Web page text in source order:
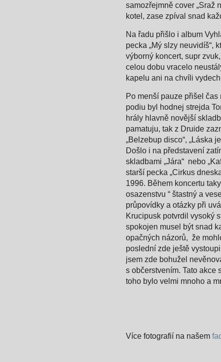
samozřejmně cover „Sraž
kotel, zase zpíval snad
Na řadu přišlo i album
pecka „Mý slzy neuvidíš“,
výborný koncert, supr
celou dobu vracelo
kapelu ani na chvíli
Po menší pauze přišel
podiu byl hodnej strejda
hrály hlavně novější
pamatuju, tak z Druide
„Belzebup disco“, „Láska
Došlo i na představení
skladbami „Jára“ nebo
starší pecka „Cirkus
1996. Během koncertu
osazenstvu “ štastný a
průpovídky a otázky při
Krucipusk potvrdil vysoký
spokojen musel být snad
opačných názorů, že
poslední zde ještě
jsem zde bohužel
s občerstvením. Tato akce
toho bylo velmi mnoho a
Více fotografií na našem